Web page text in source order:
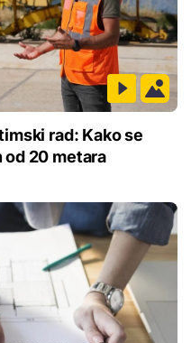
rad: Kako se
20 metara